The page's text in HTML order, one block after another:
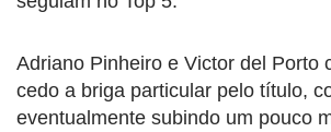
Adriano Pinheiro e Victor del Porto
cedo a briga particular pelo título,
eventualmente subindo um pouco